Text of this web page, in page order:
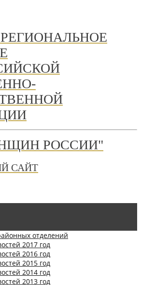
РОССИИ"
САЙТ
отделений
2017 год
2016 год
2015 год
2014 год
2013 год